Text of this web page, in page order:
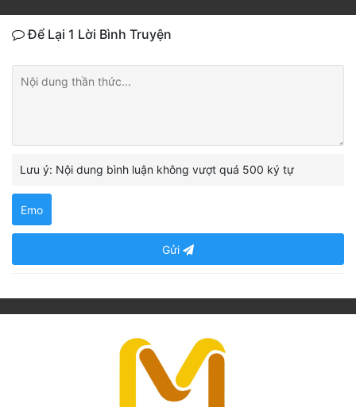
Để Lại 1 Lời Bình Truyện
Lưu ý: Nội dung bình luận không vượt quá 500 ký tự
Emo
Gửi